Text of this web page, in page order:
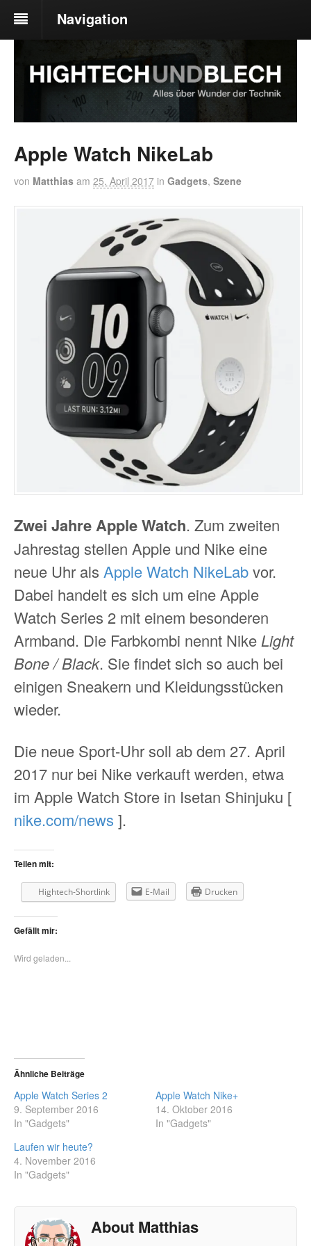
Navigation
Apple Watch NikeLab
von Matthias am 25. April 2017 in Gadgets, Szene
Zwei Jahre Apple Watch. Zum zweiten
Jahrestag stellen Apple und Nike eine
neue Uhr als Apple Watch NikeLabvor.
Dabei handelt es sich um eine Apple
Watch Series 2 mit einem besonderen
Armband. Die Farbkombi nennt NikeLight
Bone / Black. Sie findet sich so auch bei
einigen Sneakern und Kleidungsstücken
wieder.
Die neue Sport-Uhr soll ab dem 27. April
2017 nur bei Nike verkauft werden, etwa
im Apple Watch Store in Isetan Shinjuku [
nike.com/news ].
Teilen mit:
Hightech-Shortlink E-Mail Drucken
Gefällt mir:
Wird geladen...
Ähnliche Beiträge
Apple Watch Series 2
9. September 2016
In "Gadgets"
Apple Watch Nike+
14. Oktober 2016
In "Gadgets"
Laufen wir heute?
4. November 2016
In "Gadgets"
About Matthias